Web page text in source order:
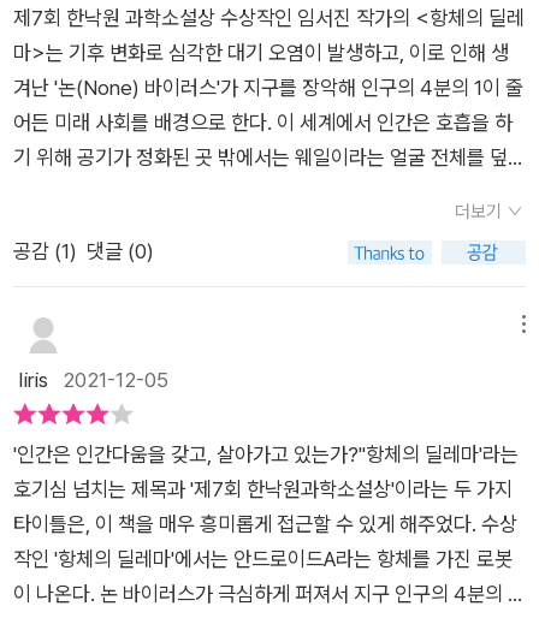
문제는 청소년들에게 다양한 생각거리를 제공한다는 점에서 활
용도가 높을 것 같다.
탄생된다는 점이 너무 재미있고 신선하다. 흥부전을 읽으면서 '아
니, 저 제비는 왜 자꾸 다리를 다쳐서 온 동네를 쏘다니는 거야!'라
고 생각했다면 조금 더 재미있게 읽을 수 있을 것이다. 이 책의 표
제작인 「항체의 딜레마」는 코로나19 시대에, 그리고 『스위트홈』,
『해피니스』처럼 치명적인 전염병을 다룬 영화나 드라마가 많아
진 요즘 낯설지 않게 읽을 수 있다. 해결방법이 없어 '논'이라 불리
는 바이러스로 '웨일'을 착용하고 생활하는 이 세계는 마스크가
갇힌 A 또한 영화나 드라마를 통해 자주 만났다. 그는 아마 치료
제를 만들기 위해 온갖 실험을 당했을 것이고, 치료제 만드는 게
어려웠던 만큼 더 많은 실험을 당했을 것이라고 어렵지 않게 유추
된다. 그런 A가 금덩이를 주며 탈출하게 도와달라고 한다면? 요
즘 많은 의약품은 식물, 동물의 성분에서도 추출하지만 인간이 본
래 갖고 있던 유전자를 가지고 만들기도 한다. 인간의 유전자를
추출하는 것, 그 유전자를 이용하는 것, 그 유전자 정보를 배포하
는 것이 윤리적으로 괜찮은가, 또 그러기 위해서 그들의 삶을 통
제해도 되는가, 그 대가로 얼마를 치러야하는가, 인간이 아니라
제7회 한낙원 과학소설상 수상작인 임서진 작가의 <항체의 딜레
마>는 기후 변화로 심각한 대기 오염이 발생하고, 이로 인해 생
겨난 '논(None) 바이러스'가 지구를 장악해 인구의 4분의 1이 줄
어든 미래 사회를 배경으로 한다. 이 세계에서 인간은 호흡을 하
기 위해 공기가 정화된 곳 밖에서는 웨일이라는 얼굴 전체를 덮는
소에는 감염인 구역과 비감인 구역이 철저히 나뉜다. 이러한 배경
은 작가의 상상으로 그려진 디스토피아지만, 코로나로 인해 전세
오늘날의 모습과 너무나 닮아 있어서(전염력이나 치명률에 있어
생겨났다는 점에서 현재의 모습과 너무 닮아있어 가볍게 읽을 수
건넨 금 조각으로 경제적 어려움을 해결한다. 결국 '이브'는 연구
소를 탈출하는 것을 도와달라는 그의 부탁을 들어주기로 하는데,
그러던 어느날 그가 논 항체를 만들기 위해 만들어진 안드로이드
'A'라는 얘기를 듣는다. 'A'를 개발한 박사가 몸에서 항체를 자라게
하기 위해 인간과 흡사하게 A를 만들고 그의 머릿속에 가장 인간
더보기
공감 (1) 댓글 (0)
Iiris 2021-12-05
'인간은 인간다움을 갖고, 살아가고 있는가?''항체의 딜레마'라는
호기심 넘치는 제목과 '제7회 한낙원과학소설상'이라는 두 가지
타이틀은, 이 책을 매우 흥미롭게 접근할 수 있게 해주었다. 수상
작인 '항체의 딜레마'에서는 안드로이드A라는 항체를 가진 로봇
이 나온다. 논 바이러스가 극심하게 퍼져서 지구 인구의 4분의 1